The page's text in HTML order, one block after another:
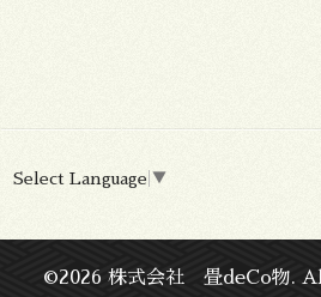
Select Language ▼
©2026 株式会社 畳deCo物.